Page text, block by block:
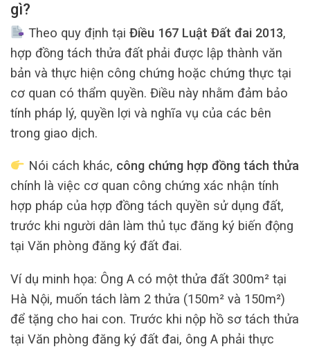
gì?
Theo quy định tại Điều 167 Luật Đất đai 2013,
hợp đồng tách thửa đất phải được lập thành văn
bản và thực hiện công chứng hoặc chứng thực tại
cơ quan có thẩm quyền. Điều này nhằm đảm bảo
tính pháp lý, quyền lợi và nghĩa vụ của các bên
trong giao dịch.
Nói cách khác, công chứng hợp đồng tách thửa
chính là việc cơ quan công chứng xác nhận tính
hợp pháp của hợp đồng tách quyền sử dụng đất,
trước khi người dân làm thủ tục đăng ký biến động
tại Văn phòng đăng ký đất đai.
Ví dụ minh họa: Ông A có một thửa đất 300m² tại
Hà Nội, muốn tách làm 2 thửa (150m² và 150m²)
để tặng cho hai con. Trước khi nộp hồ sơ tách thửa
tại Văn phòng đăng ký đất đai, ông A phải thực